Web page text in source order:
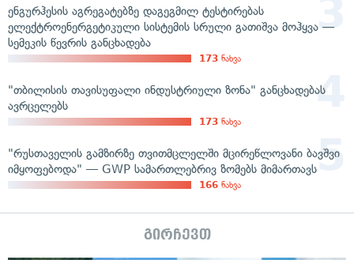
ენგურჰესის აგრეგატებზე დაგეგმილ ტესტირებას
ელექტროენერგეტიკული სისტემის სრული გათიშვა მოჰყვა —
სემეკის წევრის განცხადება
173 ნახვა
"თბილისის თავისუფალი ინდუსტრიული ზონა" განცხადებას
ავრცელებს
173 ნახვა
"რუსთაველის გამზირზე თვითმცლელში მცირეწლოვანი ბავშვი
იმყოფებოდა" — GWP სამართლებრივ ზომებს მიმართავს
166 ნახვა
გირჩევთ